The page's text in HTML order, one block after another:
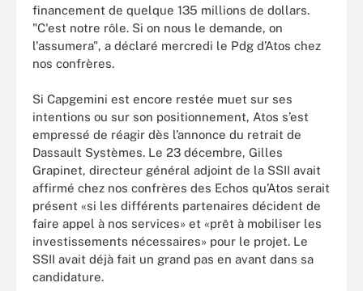
financement de quelque 135 millions de dollars.
"C'est notre rôle. Si on nous le demande, on
l'assumera", a déclaré mercredi le Pdg d’Atos chez
nos confrères.
Si Capgemini est encore restée muet sur ses
intentions ou sur son positionnement, Atos s’est
empressé de réagir dès l’annonce du retrait de
Dassault Systèmes. Le 23 décembre, Gilles
Grapinet, directeur général adjoint de la SSII avait
affirmé chez nos confrères des Echos qu’Atos serait
présent «si les différents partenaires décident de
faire appel à nos services» et «prêt à mobiliser les
investissements nécessaires» pour le projet. Le
SSII avait déjà fait un grand pas en avant dans sa
candidature.